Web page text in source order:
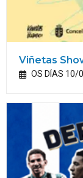
Viñetas
OS DÍAS